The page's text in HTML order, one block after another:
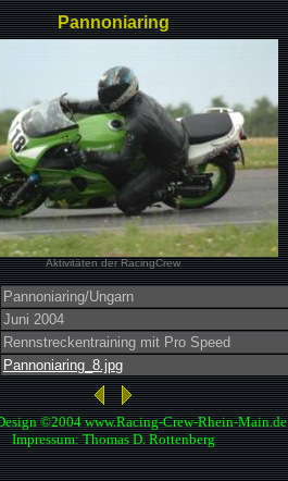
Pannoniaring
Aktivitäten der RacingCrew
Pannoniaring/Ungarn
Juni 2004
Rennstreckentraining mit Pro Speed
Pannoniaring_8.jpg
©2004 www.Racing-Crew-Rhein-Main.de
Impressum: Thomas D. Rottenberg